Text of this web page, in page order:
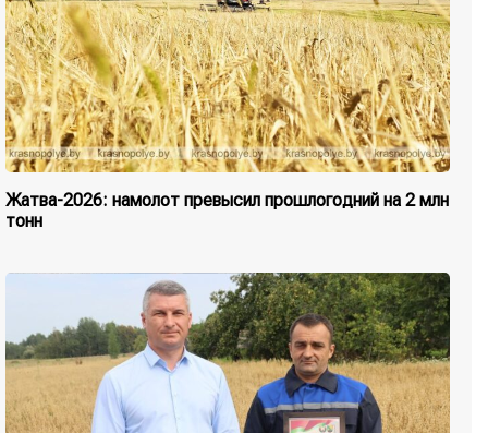
Жатва-2026: намолот превысил прошлогодний на 2 млн
тонн